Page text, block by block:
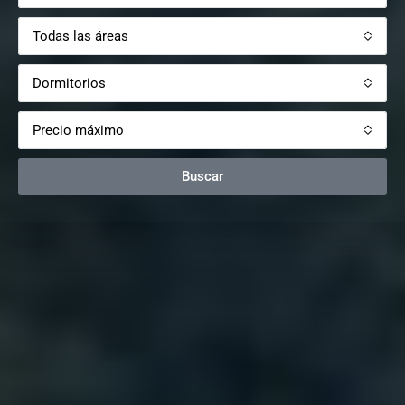
Todas las áreas
Dormitorios
Precio máximo
Buscar